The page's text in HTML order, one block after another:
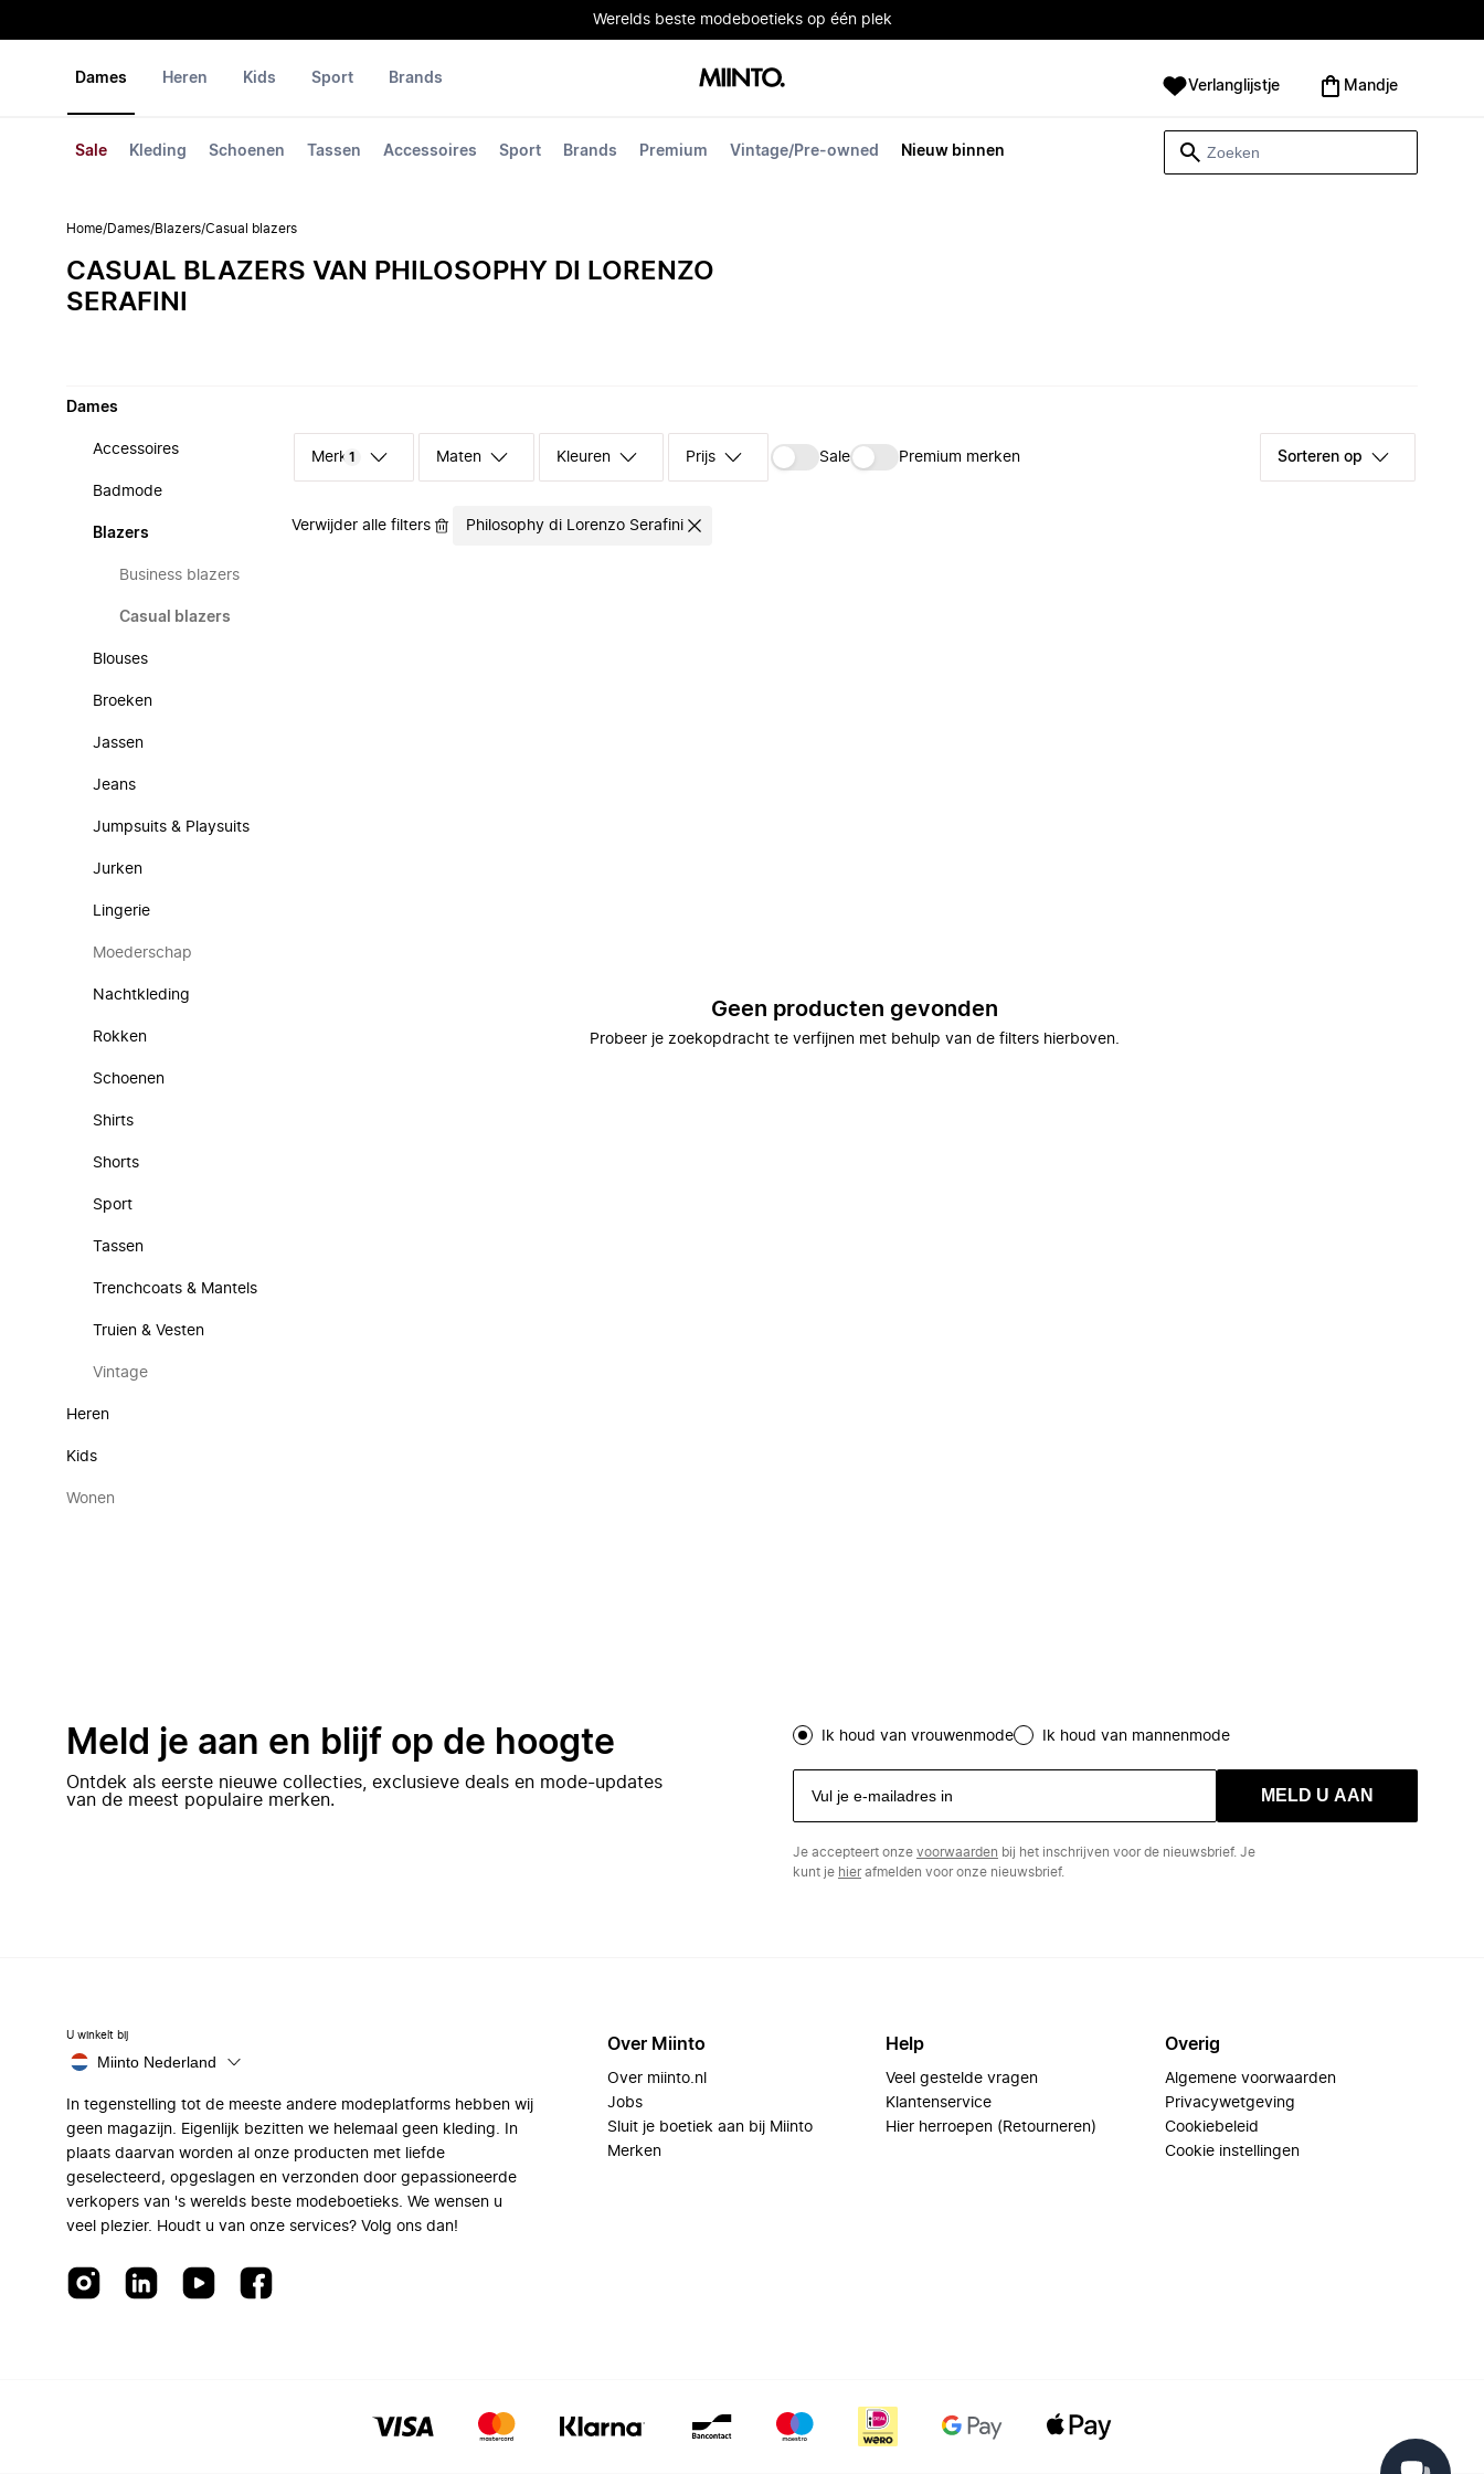
Werelds beste modeboetieks op één plek
Dames
Sale Kleding Schoenen Tassen Accessoires Sport Brands Premium Vintage/Pre-owned Nieuw binnen
Heren Kids Sport Brands Verlanglijstje Mandje
Home/Dames/Blazers/Casual blazers
CASUAL BLAZERS VAN PHILOSOPHY DI LORENZO
SERAFINI
Dames
Accessoires
Badmode
Blazers
Business blazers
Casual blazers
Blouses
Broeken
Jassen
Jeans
Jumpsuits & Playsuits
Jurken
Lingerie
Moederschap
Nachtkleding
Rokken
Schoenen
Shirts
Shorts
Sport
Tassen
Trenchcoats & Mantels
Truien & Vesten
Vintage
Heren
Kids
Wonen
Merk 1 Maten Kleuren Prijs Sale Premium merken Sorteren op
Verwijder alle filters Philosophy di Lorenzo Serafini
Geen producten gevonden
Probeer je zoekopdracht te verfijnen met behulp van de filters hierboven.
Meld je aan en blijf op de hoogte
Ontdek als eerste nieuwe collecties, exclusieve deals en mode-updates
van de meest populaire merken.
Ik houd van vrouwenmode Ik houd van mannenmode
MELD U AAN
Je accepteert onze voorwaarden bij het inschrijven voor de nieuwsbrief. Je
kunt je hierafmelden voor onze nieuwsbrief.
U winkelt bij
Miinto Nederland
In tegenstelling tot de meeste andere modeplatforms hebben wij
geen magazijn. Eigenlijk bezitten we helemaal geen kleding. In
plaats daarvan worden al onze producten met liefde
geselecteerd, opgeslagen en verzonden door gepassioneerde
verkopers van 's werelds beste modeboetieks. We wensen u
veel plezier. Houdt u van onze services? Volg ons dan!
Over Miinto
Over miinto.nl
Jobs
Sluit je boetiek aan bij Miinto
Merken
Help
Veel gestelde vragen
Klantenservice
Hier herroepen (Retourneren)
Overig
Algemene voorwaarden
Privacywetgeving
Cookiebeleid
Cookie instellingen